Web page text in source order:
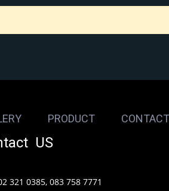
PRODUCT CONTACT
US
321 0385, 083 758 7771